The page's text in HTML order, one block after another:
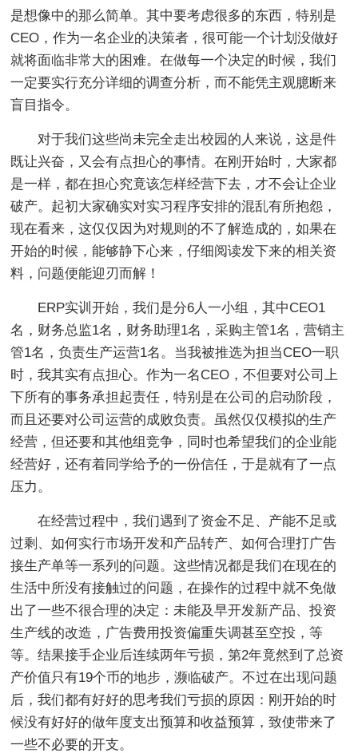
是想像中的那么简单。其中要考虑很多的东西，特别是
CEO，作为一名企业的决策者，很可能一个计划没做好
就将面临非常大的困难。在做每一个决定的时候，我们
一定要实行充分详细的调查分析，而不能凭主观臆断来
盲目指令。
对于我们这些尚未完全走出校园的人来说，这是件
既让兴奋，又会有点担心的事情。在刚开始时，大家都
是一样，都在担心究竟该怎样经营下去，才不会让企业
破产。起初大家确实对实习程序安排的混乱有所抱怨，
现在看来，这仅仅因为对规则的不了解造成的，如果在
开始的时候，能够静下心来，仔细阅读发下来的相关资
料，问题便能迎刃而解！
ERP实训开始，我们是分6人一小组，其中CEO1
名，财务总监1名，财务助理1名，采购主管1名，营销主
管1名，负责生产运营1名。当我被推选为担当CEO一职
时，我其实有点担心。作为一名CEO，不但要对公司上
下所有的事务承担起责任，特别是在公司的启动阶段，
而且还要对公司运营的成败负责。虽然仅仅模拟的生产
经营，但还要和其他组竞争，同时也希望我们的企业能
经营好，还有着同学给予的一份信任，于是就有了一点
压力。
在经营过程中，我们遇到了资金不足、产能不足或
过剩、如何实行市场开发和产品转产、如何合理打广告
接生产单等一系列的问题。这些情况都是我们在现在的
生活中所没有接触过的问题，在操作的过程中就不免做
出了一些不很合理的决定：未能及早开发新产品、投资
生产线的改造，广告费用投资偏重失调甚至空投，等
等。结果接手企业后连续两年亏损，第2年竟然到了总资
产价值只有19个币的地步，濒临破产。不过在出现问题
后，我们都有好好的思考我们亏损的原因：刚开始的时
候没有好好的做年度支出预算和收益预算，致使带来了
一些不必要的开支。